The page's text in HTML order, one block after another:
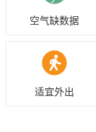
空气缺数据
适宜外出